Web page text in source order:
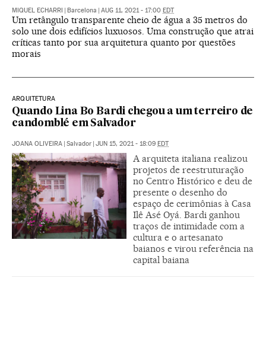
MIQUEL ECHARRI Barcelona AUG 11, 2021 - 17:00 EDT
Um retângulo transparente cheio de água a 35 metros do
solo une dois edifícios luxuosos. Uma construção que atrai
críticas tanto por sua arquitetura quanto por questões
morais
ARQUITETURA
Quando Lina Bo Bardi chegou a um terreiro de
candomblé em Salvador
JOANA OLIVEIRA Salvador JUN 15, 2021 - 18:09 EDT
A arquiteta italiana realizou
projetos de reestruturação
no Centro Histórico e deu de
presente o desenho do
espaço de cerimônias à Casa
Ilê Asé Oyá. Bardi ganhou
traços de intimidade com a
cultura e o artesanato
baianos e virou referência na
capital baiana